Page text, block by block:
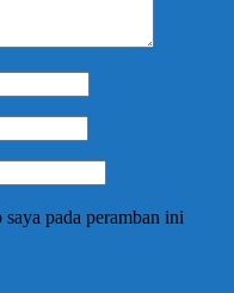
pada peramban ini